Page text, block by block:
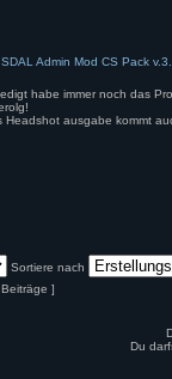
Admin Mod CS Pack
habe immer noch das
ausgabe kommt
Sortiere nach
]
Du